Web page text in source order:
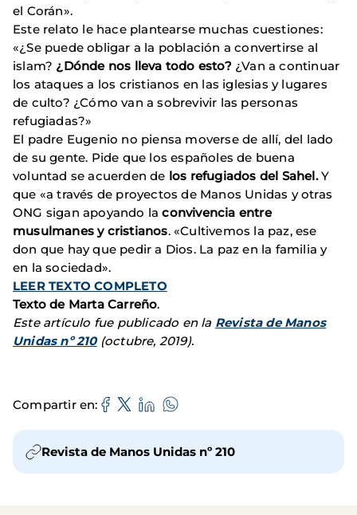
el Corán».
Este relato le hace plantearse muchas cuestiones:
«¿Se puede obligar a la población a convertirse al
islam? ¿Dónde nos lleva todo esto?¿Van a continuar
los ataques a los cristianos en las iglesias y lugares
de culto? ¿Cómo van a sobrevivir las personas
refugiadas?»
El padre Eugenio no piensa moverse de allí, del lado
de su gente. Pide que los españoles de buena
voluntad se acuerden de los refugiados del Sahel.Y
que «a través de proyectos de Manos Unidas y otras
ONG sigan apoyando laconvivencia entre
musulmanes y cristianos. «Cultivemos la paz, ese
don que hay que pedir a Dios. La paz en la familia y
en la sociedad».
LEER TEXTO COMPLETO
Texto de Marta Carreño.
Este artículo fue publicado en la Revista de Manos
Unidas nº 210(octubre, 2019).
Compartir en
Revista de Manos Unidas nº 210